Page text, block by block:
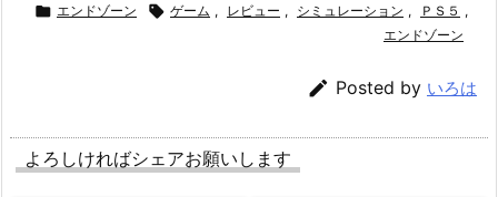
 エンドゾーン  ゲーム , レビュー , シミュレーション , ＰＳ５ ,
エンドゾーン
 Posted by いろは
よろしければシェアお願いします